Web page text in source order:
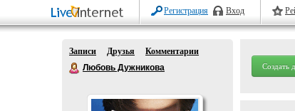
Регистрация Вход
Записи Друзья
Комментарии
Любовь Дужникова
Создать